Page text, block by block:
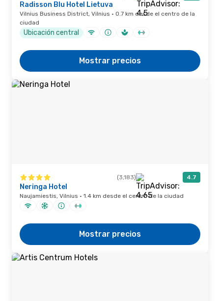
Radisson Blu Hotel Lietuva
Vilnius Business District, Vilnius · 0.7 km desde el centro de la
ciudad
Ubicación central
Mostrar precios
(3,183) 4.7
Neringa Hotel
Naujamiestis, Vilnius · 1.4 km desde el centro de la ciudad
Mostrar precios